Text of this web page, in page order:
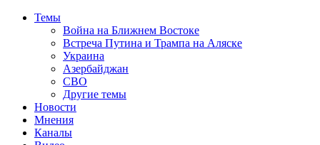
Темы
Война на Ближнем Востоке
Встреча Путина и Трампа на Аляске
Украина
Азербайджан
СВО
Другие темы
Новости
Мнения
Каналы